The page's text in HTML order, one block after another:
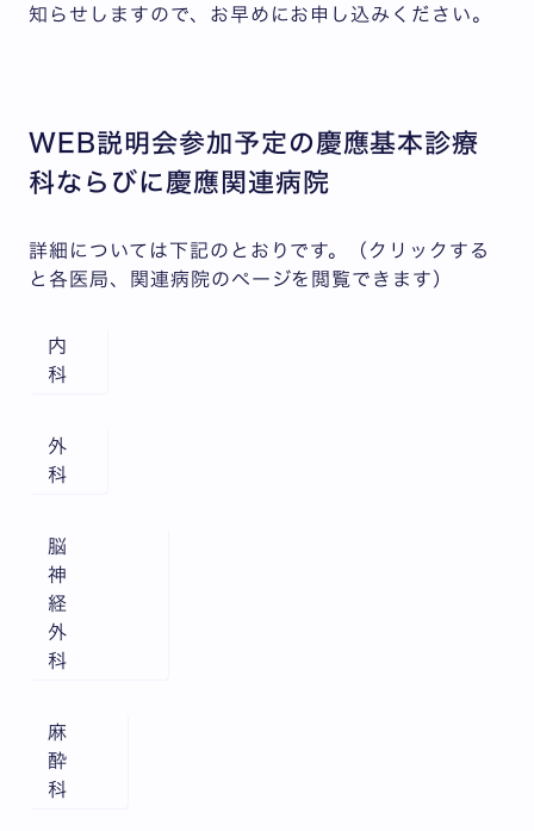
知らせしますので、お早めにお申し込みください。
WEB説明会参加予定の慶應基本診療
科ならびに慶應関連病院
詳細については下記のとおりです。（クリックする
と各医局、関連病院のページを閲覧できます）
内
科
外
科
脳
神
経
外
科
麻
酔
科